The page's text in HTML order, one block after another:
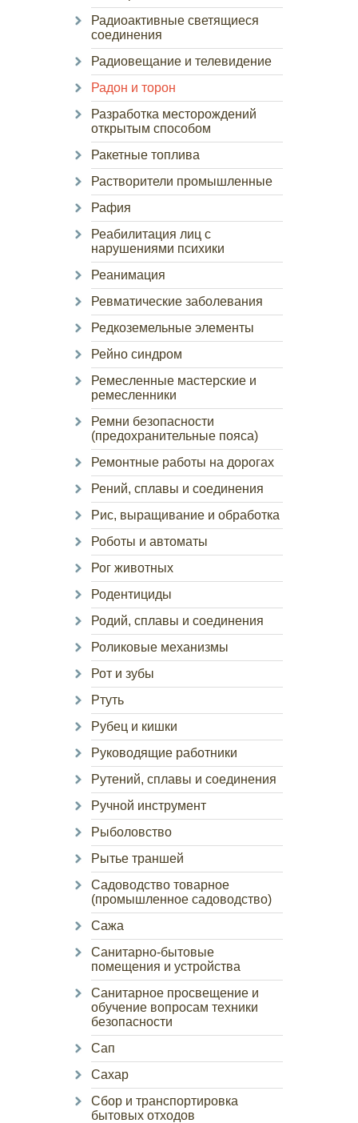
Радиоактивные светящиеся
соединения
Радиовещание и телевидение
Радон и торон
Разработка месторождений
открытым способом
Ракетные топлива
Растворители промышленные
Рафия
Реабилитация лиц с
нарушениями психики
Реанимация
Ревматические заболевания
Редкоземельные элементы
Рейно синдром
Ремесленные мастерские и
ремесленники
Ремни безопасности
(предохранительные пояса)
Ремонтные работы на дорогах
Рений, сплавы и соединения
Рис, выращивание и обработка
Роботы и автоматы
Рог животных
Родентициды
Родий, сплавы и соединения
Роликовые механизмы
Рот и зубы
Ртуть
Рубец и кишки
Руководящие работники
Рутений, сплавы и соединения
Ручной инструмент
Рыболовство
Рытье траншей
Садоводство товарное
(промышленное садоводство)
Сажа
Санитарно-бытовые
помещения и устройства
Санитарное просвещение и
обучение вопросам техники
безопасности
Сап
Сахар
Сбор и транспортировка
бытовых отходов